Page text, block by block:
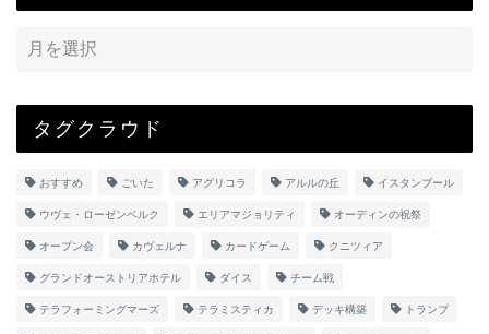
タグクラウド
おすすめ ごいた アグリコラ アルルの丘 イスタンブール
ウヴェ・ローゼンベルク エリアマジョリティ オーディンの祝祭
オープン会 カヴェルナ カードゲーム クニツィア
グランドオーストリアホテル ダイス チーム戦
テラフォーミングマーズ テラミスティカ デッキ構築 トランプ